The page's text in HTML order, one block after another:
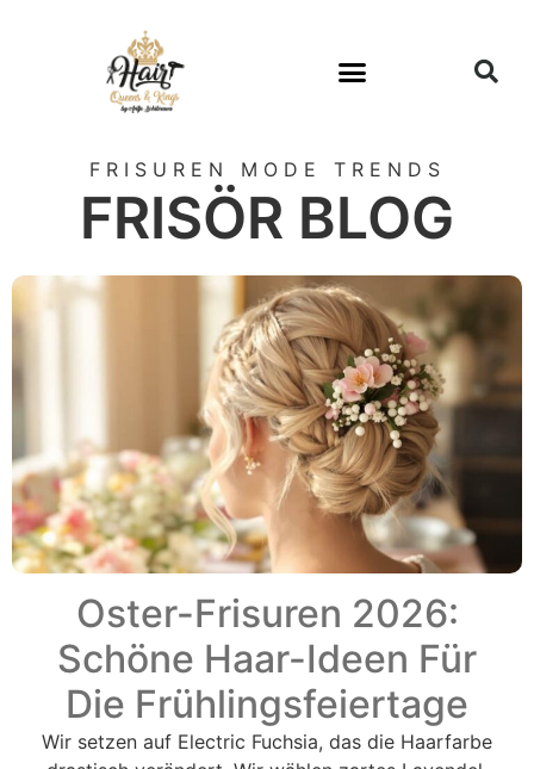
FRISUREN MODE TRENDS
FRISÖR BLOG
Oster-Frisuren 2026:
Schöne Haar-Ideen Für
Die Frühlingsfeiertage
Wir setzen auf Electric Fuchsia, das die Haarfarbe